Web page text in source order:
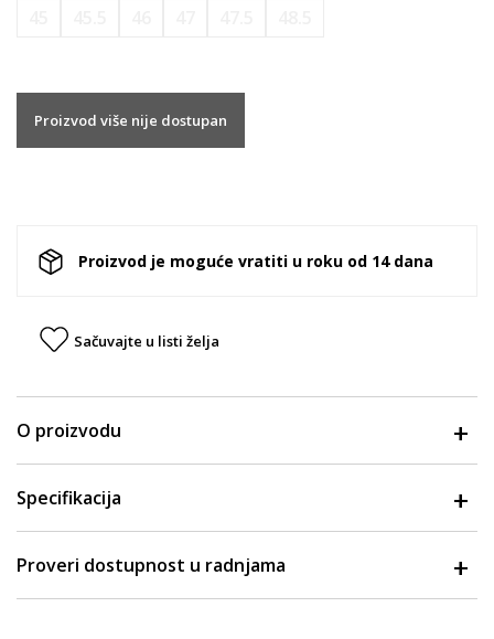
Proizvod više nije dostupan
Proizvod je moguće vratiti u roku od 14 dana
Sačuvajte u listi želja
O proizvodu
Specifikacija
Proveri dostupnost u radnjama